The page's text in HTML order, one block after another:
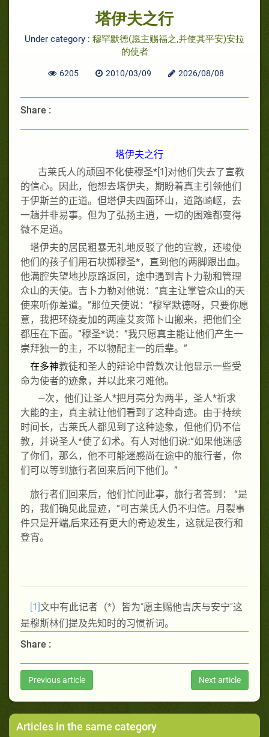
塔伊夫之行
Under category : 穆罕默德(愿主赐福之,并使其平安)安拉
的使者
6205 2010/03/09 2026/08/08
Share :
塔伊夫之行
古莱氏人的顽固不化使穆圣* [1] 对他们失去了宣教
的信心。因此，他想去塔伊夫，期盼着真主引领他们
于伊斯兰的正道。但塔伊夫四面环山，道路崎岖，去
一趟并非易事。但为了弘扬主逍，一切的困难都变得
微不足道。
塔伊夫的居民粗暴无礼地反驳了他的宣教，还唆使
他们的孩子们用石块掷穆圣*，直到他的两脚跟出血。
他满腔失望地抄原路返回，途中遇到吉卜力勒和管理
众山的天使。吉卜力勒对他说： “真主让掌管众山的天
使来听你差遣。 ”那位天使说： “穆罕默德呀，只要你愿
意，我把环绕麦加的两座艾亥筛卜山搬来，把他们全
都压在下面。 ”穆圣*说： ”我只愿真主能让他们产生一
崇拜独一的主，不以物配主一的后辈。 ”
在多神教徒和圣人的辩论中曾数次让他显示一些受
命为使者的迹象，并以此来刁难他。
—次，他们让圣人*把月亮分为两半，圣人*祈求
大能的主，真主就让他们看到了这种奇迹。由于持续
时间长，古莱氏人都见到了这种迹象，但他们仍不信
教，并说圣人*使了幻术。有人对他们说:“如果他迷感
了你们，那么，他不可能迷感尚在途中的旅行者，你
们可以等到旅行者回来后问下他们。 ”
旅行者们回来后，他们忙问此事，旅行者答到： “是
的，我们确见此显迹， ”可古莱氏人仍不归信。月裂事
件只是开端,后来还有更大的奇迹发生，这就是夜行和
登宵。
[1]文中有此记者（*）皆为“愿主赐他吉庆与安宁”这
是穆斯林们提及先知时的习惯祈词。
Share :
Previous article Next article
Articles in the same category